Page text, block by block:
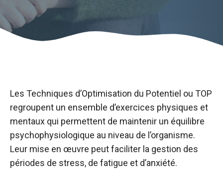
Les Techniques d’Optimisation du Potentiel ou TOP
regroupent un ensemble d’exercices physiques et
mentaux qui permettent de maintenir un équilibre
psychophysiologique au niveau de l’organisme.
Leur mise en œuvre peut faciliter la gestion des
périodes de stress, de fatigue et d’anxiété.